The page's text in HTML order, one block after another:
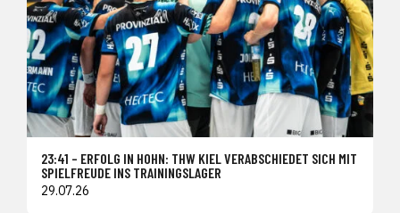
23:41 – ERFOLG IN HOHN: THW KIEL VERABSCHIEDET SICH MIT
SPIELFREUDE INS TRAININGSLAGER
29.07.26